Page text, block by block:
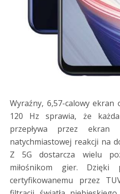
Wyraźny, 6,57-calowy
120 Hz sprawia, że
przepływa przez ekran
natychmiastowej reakcji na
Z 5G dostarcza wielu
miłośnikom gier. Dzięki
certyfikowanemu przez